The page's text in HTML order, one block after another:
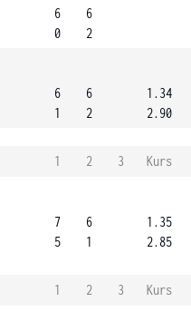
6
0
6
2
6
1
6
2
1.34
2.90
1 2 3
Kurs
7
5
6
1
1.35
2.85
1 2 3
Kurs